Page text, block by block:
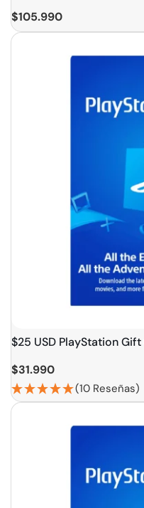
$105.990
$25 USD PlayStation Gift
$31.990
(10 Reseñas)